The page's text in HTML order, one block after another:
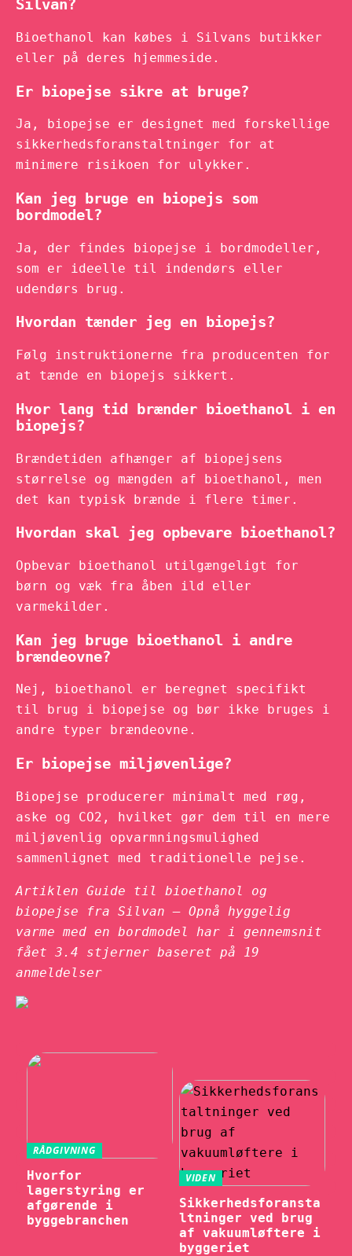
Silvan?
Bioethanol kan købes i Silvans butikker
eller på deres hjemmeside.
Er biopejse sikre at bruge?
Ja, biopejse er designet med forskellige
sikkerhedsforanstaltninger for at
minimere risikoen for ulykker.
Kan jeg bruge en biopejs som
bordmodel?
Ja, der findes biopejse i bordmodeller,
som er ideelle til indendørs eller
udendørs brug.
Hvordan tænder jeg en biopejs?
Følg instruktionerne fra producenten for
at tænde en biopejs sikkert.
Hvor lang tid brænder bioethanol i en
biopejs?
Brændetiden afhænger af biopejsens
størrelse og mængden af bioethanol, men
det kan typisk brænde i flere timer.
Hvordan skal jeg opbevare bioethanol?
Opbevar bioethanol utilgængeligt for
børn og væk fra åben ild eller
varmekilder.
Kan jeg bruge bioethanol i andre
brændeovne?
Nej, bioethanol er beregnet specifikt
til brug i biopejse og bør ikke bruges i
andre typer brændeovne.
Er biopejse miljøvenlige?
Biopejse producerer minimalt med røg,
aske og CO2, hvilket gør dem til en mere
miljøvenlig opvarmningsmulighed
sammenlignet med traditionelle pejse.
Artiklen Guide til bioethanol og
biopejse fra Silvan – Opnå hyggelig
varme med en bordmodel har i gennemsnit
fået 3.4 stjerner baseret på 19
anmeldelser
RÅDGIVNING
Hvorfor
lagerstyring er
afgørende i
byggebranchen
VIDEN
Sikkerhedsforansta
ltninger ved brug
af vakuumløftere i
byggeriet